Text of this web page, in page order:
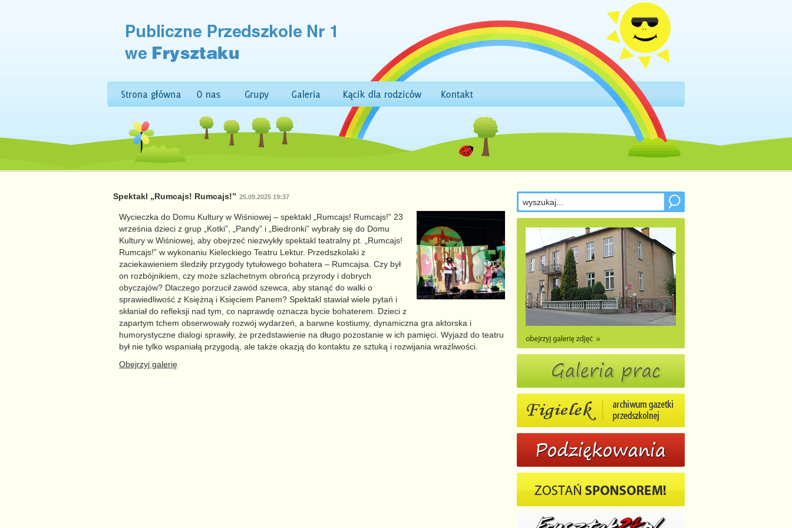
Spektakl „Rumcajs! Rumcajs!” 25.09.2025 19:37
Wycieczka do Domu Kultury w Wiśniowej – spektakl „Rumcajs! Rumcajs!” 23
września dzieci z grup „Kotki”, „Pandy” i „Biedronki” wybrały się do Domu
Kultury w Wiśniowej, aby obejrzeć niezwykły spektakl teatralny pt. „Rumcajs!
Rumcajs!” w wykonaniu Kieleckiego Teatru Lektur. Przedszkolaki z
zaciekawieniem śledziły przygody tytułowego bohatera – Rumcajsa. Czy był
on rozbójnikiem, czy może szlachetnym obrońcą przyrody i dobrych
obyczajów? Dlaczego porzucił zawód szewca, aby stanąć do walki o
sprawiedliwość z Księżną i Księciem Panem? Spektakl stawiał wiele pytań i
skłaniał do refleksji nad tym, co naprawdę oznacza bycie bohaterem. Dzieci z
zapartym tchem obserwowały rozwój wydarzeń, a barwne kostiumy, dynamiczna gra aktorska i
humorystyczne dialogi sprawiły, że przedstawienie na długo pozostanie w ich pamięci. Wyjazd do teatru
był nie tylko wspaniałą przygodą, ale także okazją do kontaktu ze sztuką i rozwijania wrażliwości.
Obejrzyj galerię